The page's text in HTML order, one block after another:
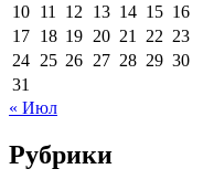
10 11 12 13 14 15 16
17 18 19 20 21 22 23
24 25 26 27 28 29 30
31
« Июл
Рубрики